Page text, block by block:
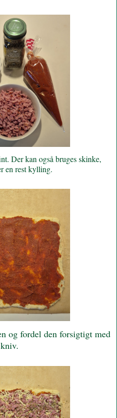
Der kan også bruges skinke,
en rest kylling.
og fordel den forsigtigt med